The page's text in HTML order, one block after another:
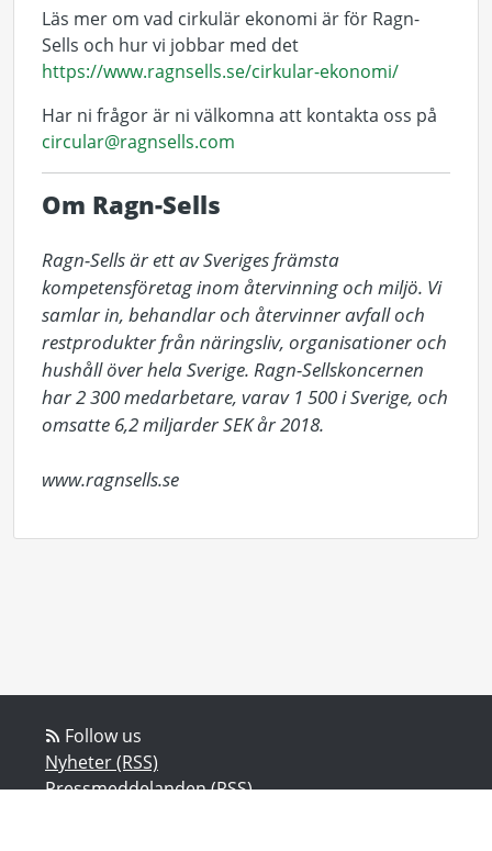
Läs mer om vad cirkulär ekonomi är för Ragn-
Sells och hur vi jobbar med det
https://www.ragnsells.se/cirkular-ekonomi/
Har ni frågor är ni välkomna att kontakta oss på
circular@ragnsells.com
Om Ragn-Sells
Ragn-Sells är ett av Sveriges främsta
kompetensföretag inom återvinning och miljö. Vi
samlar in, behandlar och återvinner avfall och
restprodukter från näringsliv, organisationer och
hushåll över hela Sverige. Ragn-Sellskoncernen
har 2 300 medarbetare, varav 1 500 i Sverige, och
omsatte 6,2 miljarder SEK år 2018.
www.ragnsells.se
Follow us
Nyheter (RSS)
Pressmeddelanden (RSS)